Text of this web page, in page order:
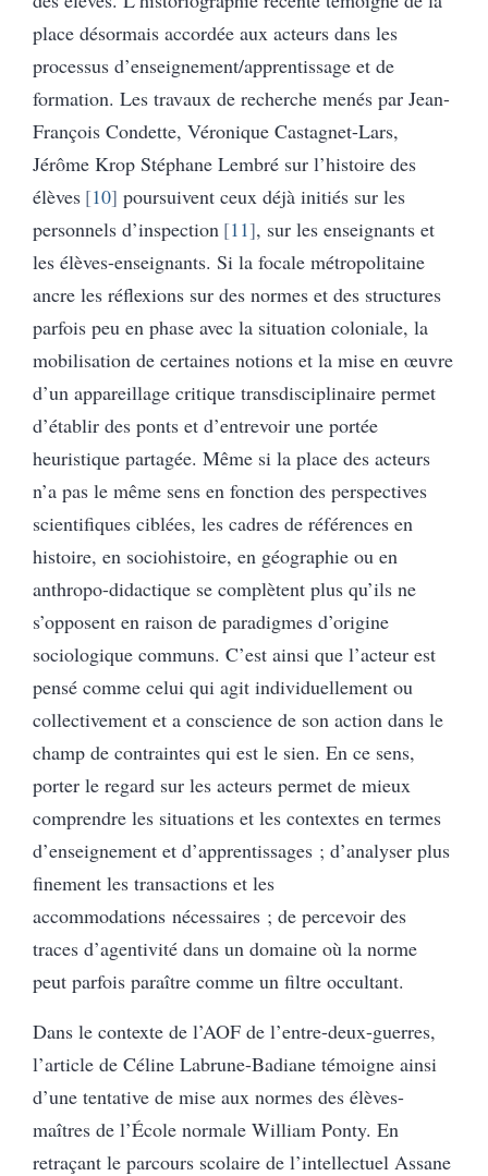
place désormais accordée aux acteurs dans les
processus d’enseignement/apprentissage et de
formation. Les travaux de recherche menés par Jean-
François Condette, Véronique Castagnet-Lars,
Jérôme Krop Stéphane Lembré sur l’histoire des
élèves 10 poursuivent ceux déjà initiés sur les
personnels d’inspection 11 , sur les enseignants et
les élèves-enseignants. Si la focale métropolitaine
ancre les réflexions sur des normes et des structures
parfois peu en phase avec la situation coloniale, la
mobilisation de certaines notions et la mise en œuvre
d’un appareillage critique transdisciplinaire permet
d’établir des ponts et d’entrevoir une portée
heuristique partagée. Même si la place des acteurs
n’a pas le même sens en fonction des perspectives
scientifiques ciblées, les cadres de références en
histoire, en sociohistoire, en géographie ou en
anthropo-didactique se complètent plus qu’ils ne
s’opposent en raison de paradigmes d’origine
sociologique communs. C’est ainsi que l’acteur est
pensé comme celui qui agit individuellement ou
collectivement et a conscience de son action dans le
champ de contraintes qui est le sien. En ce sens,
porter le regard sur les acteurs permet de mieux
comprendre les situations et les contextes en termes
d’enseignement et d’apprentissages ; d’analyser plus
finement les transactions et les
accommodations nécessaires ; de percevoir des
traces d’agentivité dans un domaine où la norme
peut parfois paraître comme un filtre occultant.
Dans le contexte de l’AOF de l’entre-deux-guerres,
l’article de Céline Labrune-Badiane témoigne ainsi
d’une tentative de mise aux normes des élèves-
maîtres de l’École normale William Ponty. En
retraçant le parcours scolaire de l’intellectuel Assane